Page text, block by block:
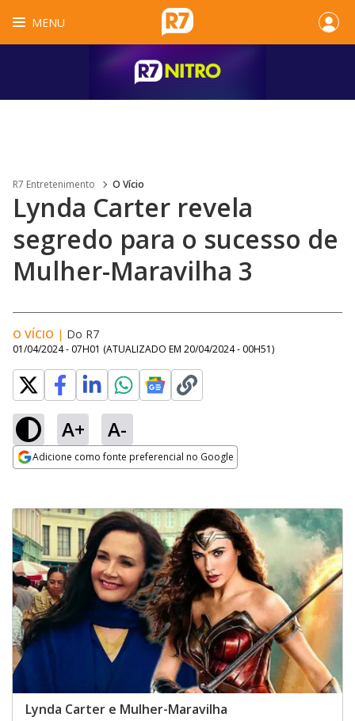
MENU
R7 Entretenimento O Vício
Lynda Carter revela
segredo para o sucesso de
Mulher-Maravilha 3
O VÍCIO | Do R7
01/04/2024 - 07H01 (ATUALIZADO EM 20/04/2024 - 00H51)
A+ A-
Adicione como fonte preferencial no Google
Lynda Carter e Mulher-Maravilha